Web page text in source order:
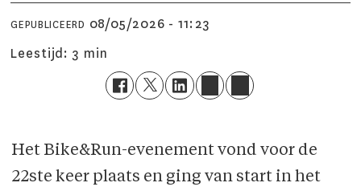
GEPUBLICEERD
08/05/2026 - 11:23
Leestijd:3 min
Het Bike&Run-evenement vond voor de
22ste keer plaats en ging van start in het